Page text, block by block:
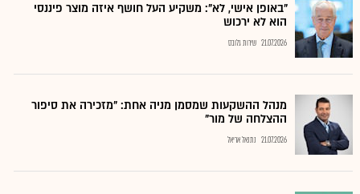
"באופן אישי, לא": משקיע העל חושף איזה מוצר פיננסי
הוא לא ירכוש
21.07.2026 שירות גלובס
מנהל ההשקעות שמסמן מניה אחת: "מזכירה את סיפור
ההצלחה של מור"
21.07.2026 נתנאל אריאל